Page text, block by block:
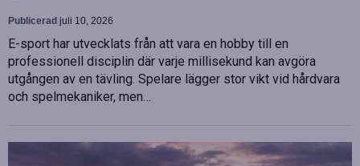
Publicerad juli 10, 2026
E-sport har utvecklats från att vara en hobby till en
professionell disciplin där varje millisekund kan avgöra
utgången av en tävling. Spelare lägger stor vikt vid hårdvara
och spelmekaniker, men…